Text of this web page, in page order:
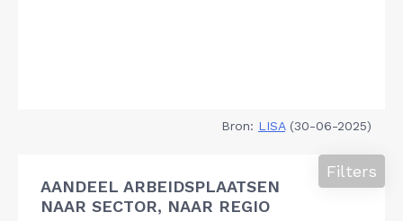
Bron: LISA(30-06-2025)
AANDEEL ARBEIDSPLAATSEN
NAAR SECTOR, NAAR REGIO
Filters